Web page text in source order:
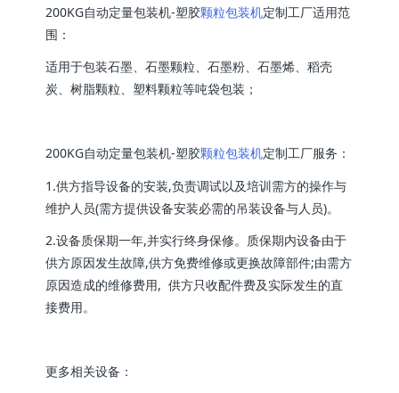
200KG自动定量包装机-塑胶颗粒包装机定制工厂适用范
围：
适用于包装石墨、石墨颗粒、石墨粉、石墨烯、稻壳
炭、树脂颗粒、塑料颗粒等吨袋包装；
200KG自动定量包装机-塑胶颗粒包装机定制工厂服务：
1.供方指导设备的安装,负责调试以及培训需方的操作与
维护人员(需方提供设备安装必需的吊装设备与人员)。
2.设备质保期一年,并实行终身保修。质保期内设备由于
供方原因发生故障,供方免费维修或更换故障部件;由需方
原因造成的维修费用, 供方只收配件费及实际发生的直
接费用。
更多相关设备：